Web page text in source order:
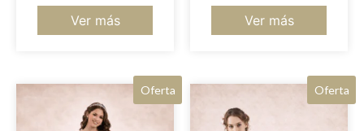
Ver más Ver más
Oferta Oferta